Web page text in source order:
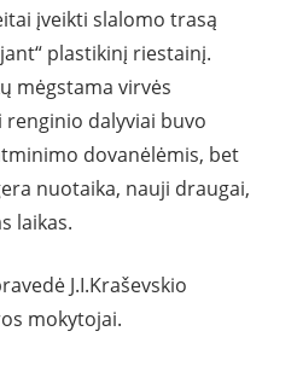
įveikti slalomo trasą
plastikinį riestainį.
mėgstama virvės
dalyviai buvo
dovanėlėmis, bet
nuotaika, nauji draugai,
laikas.
J.I.Kraševskio
mokytojai.